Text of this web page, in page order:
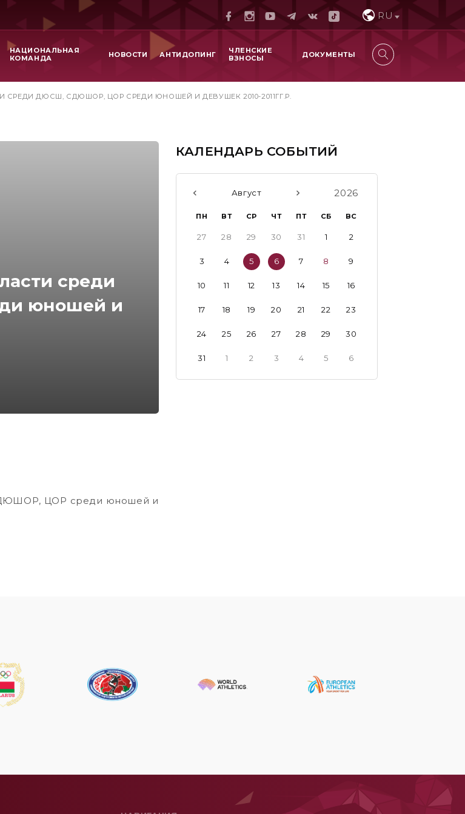
RU
НАЦИОНАЛЬНАЯ
КОМАНДА
НОВОСТИ АНТИДОПИНГ
ЧЛЕНСКИЕ
ВЗНОСЫ
ДОКУМЕНТЫ
СРЕДИ ДЮСШ, СДЮШОР, ЦОР СРЕДИ ЮНОШЕЙ И ДЕВУШЕК 2010-2011ГГ.Р.
среди
юношей и
ЦОР среди юношей и
КАЛЕНДАРЬ СОБЫТИЙ
Август 2026
ПН ВТ СР ЧТ ПТ СБ ВС
27 28 29 30 31 1 2
3 4 5 6 7 8 9
10 11 12 13 14 15 16
17 18 19 20 21 22 23
24 25 26 27 28 29 30
31 1 2 3 4 5 6